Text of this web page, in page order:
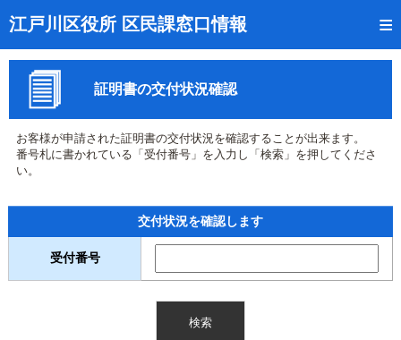
江戸川区役所 区民課窓口情報
トップページ
受付番号の呼出状況確認
証明書の交付状況確認
来庁日時の事前予約
事前予約の確認・取消
混雑予想カレンダー
証明書の交付状況確認
お客様が申請された証明書の交付状況を確認することが出来ます。
番号札に書かれている「受付番号」を入力し「検索」を押してくださ
い。
交付状況を確認します
受付番号